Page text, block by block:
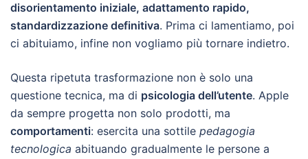
disorientamento iniziale, adattamento rapido,
standardizzazione definitiva. Prima ci lamentiamo, poi
ci abituiamo, infine non vogliamo più tornare indietro.
Questa ripetuta trasformazione non è solo una
questione tecnica, ma di psicologia dell’utente. Apple
da sempre progetta non solo prodotti, ma
comportamenti: esercita una sottile pedagogia
tecnologica abituando gradualmente le persone a